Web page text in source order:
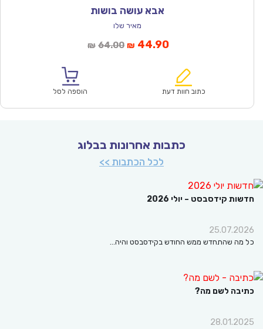
אבא עושה בושות
מאיר שלו
₪ 64.00המחיר
₪64.00.
₪ 44.90
כתוב חוות דעת הוספה לסל
כתבות אחרונות בבלוג
לכל הכתבות >>
קידסבסט – יולי 2026
שהתחדש ממש החודש בקידסבסט והיה…
לשם מה?